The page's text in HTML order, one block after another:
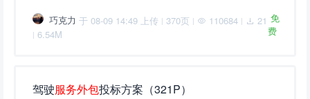
巧克力 于 08-09 14:49 上传 | 370页 | 110684 | 21
| 6.54M
免
费
驾驶服务外包投标方案（321P）